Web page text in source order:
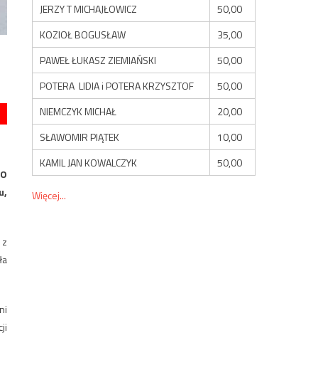
JERZY T MICHAJŁOWICZ
50,00
KOZIOŁ BOGUSŁAW
35,00
PAWEŁ ŁUKASZ ZIEMIAŃSKI
50,00
POTERA LIDIA i POTERA KRZYSZTOF
50,00
NIEMCZYK MICHAŁ
20,00
SŁAWOMIR PIĄTEK
10,00
KAMIL JAN KOWALCZYK
50,00
Więcej...